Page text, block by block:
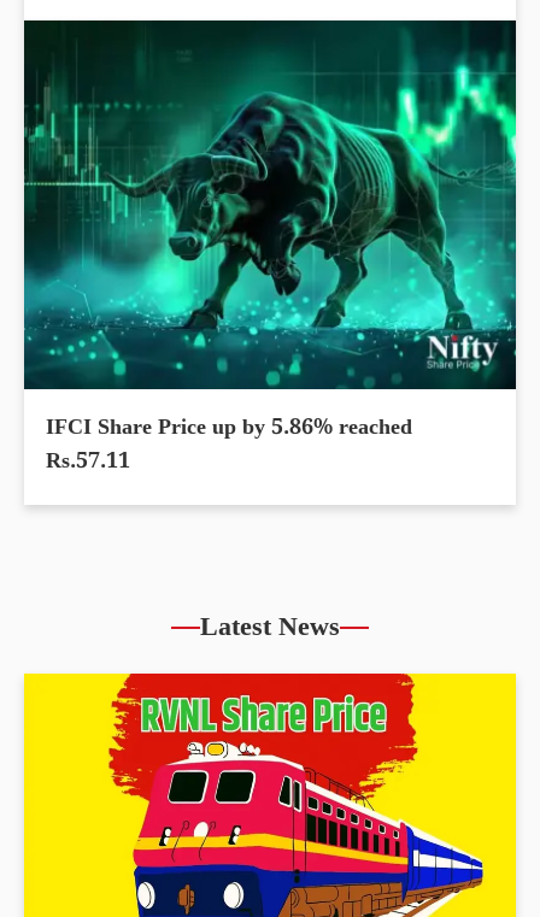
IFCI Share Price up by 5.86% reached
Rs.57.11
Latest News